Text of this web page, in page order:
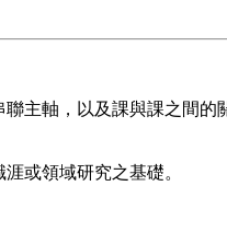
主軸，以及課與課之間
或領域研究之基礎。